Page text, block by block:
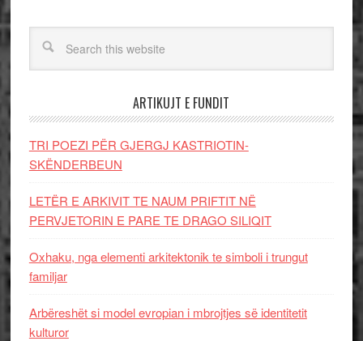
ARTIKUJT E FUNDIT
TRI POEZI PËR GJERGJ KASTRIOTIN-
SKËNDERBEUN
LETËR E ARKIVIT TE NAUM PRIFTIT NË
PERVJETORIN E PARE TE DRAGO SILIQIT
Oxhaku, nga elementi arkitektonik te simboli i trungut
familjar
Arbëreshët si model evropian i mbrojtjes së identitetit
kulturor